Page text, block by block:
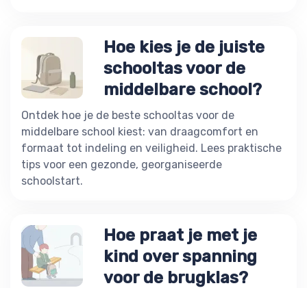
Hoe kies je de juiste
schooltas voor de
middelbare school?
Ontdek hoe je de beste schooltas voor de
middelbare school kiest: van draagcomfort en
formaat tot indeling en veiligheid. Lees praktische
tips voor een gezonde, georganiseerde
schoolstart.
Hoe praat je met je
kind over spanning
voor de brugklas?